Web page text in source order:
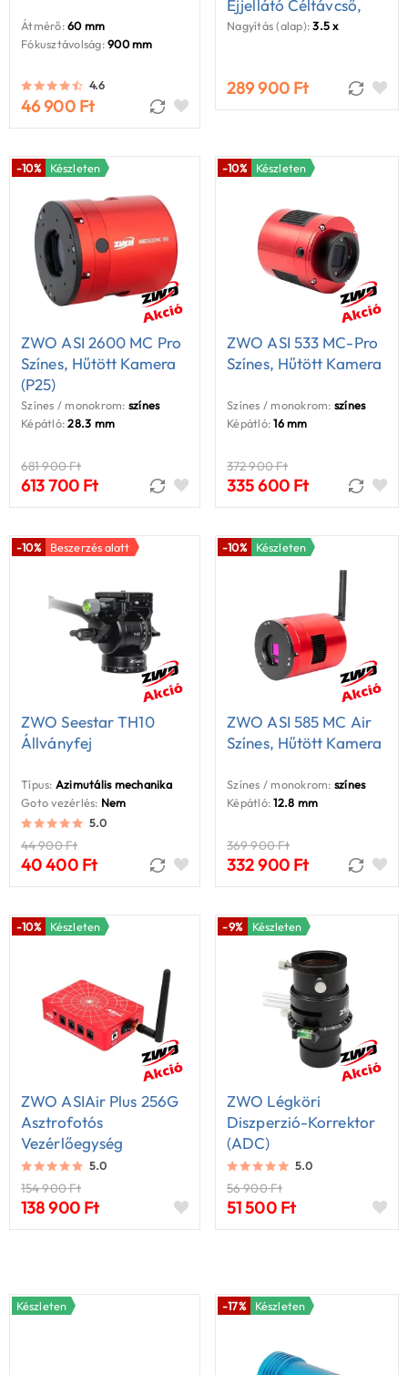
Átmérő: 60 mm
Fókusztávolság: 900 mm
4.6
46 900 Ft
Éjjellátó Céltávcső,
Távolságmérővel
Nagyítás (alap): 3.5 x
289 900 Ft
-10% Készleten
ZWO ASI 2600 MC Pro
Színes, Hűtött Kamera
(P25)
Színes / monokrom: színes
Képátló: 28.3 mm
681 900 Ft
613 700 Ft
-10% Készleten
ZWO ASI 533 MC-Pro
Színes, Hűtött Kamera
Színes / monokrom: színes
Képátló: 16 mm
372 900 Ft
335 600 Ft
-10% Beszerzés alatt
ZWO Seestar TH10
Állványfej
Típus: Azimutális mechanika
Goto vezérlés: Nem
5.0
44 900 Ft
40 400 Ft
-10% Készleten
ZWO ASI 585 MC Air
Színes, Hűtött Kamera
Színes / monokrom: színes
Képátló: 12.8 mm
369 900 Ft
332 900 Ft
-10% Készleten
ZWO ASIAir Plus 256G
Asztrofotós
Vezérlőegység
5.0
154 900 Ft
138 900 Ft
-9% Készleten
ZWO Légköri
Diszperzió-Korrektor
(ADC)
5.0
56 900 Ft
51 500 Ft
Készleten -17% Készleten